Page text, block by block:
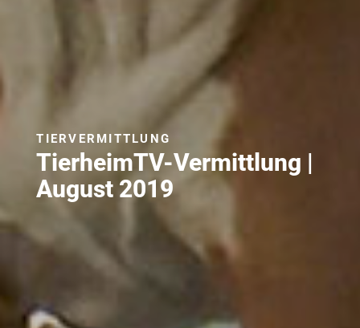
TierheimTV-Vermittlung |
August 2019
TIERVERMITTLUNG